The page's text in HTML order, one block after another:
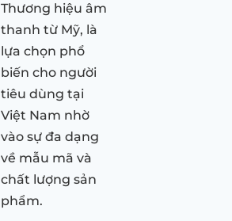
Thương hiệu âm
thanh từ Mỹ, là
lựa chọn phổ
biến cho người
tiêu dùng tại
Việt Nam nhờ
vào sự đa dạng
về mẫu mã và
chất lượng sản
phẩm.